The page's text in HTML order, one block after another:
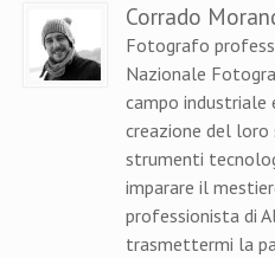
Corrado
Fotografo
Nazionale
campo industriale
creazione del
strumenti
imparare il
professionista di
trasmettermi la